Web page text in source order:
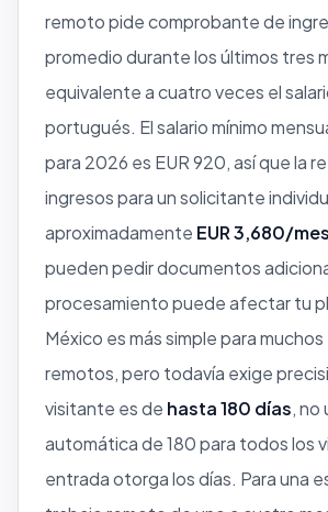
remoto pide comprobante de
promedio durante los últimos tres
equivalente a cuatro veces el
portugués. El salario mínimo
para 2026 es EUR 920, así que la
ingresos para un solicitante
aproximadamente EUR 3,680/mes
pueden pedir documentos
procesamiento puede afectar tu
México es más simple para
remotos, pero todavía exige
visitante es de hasta 180 días, no
automática de 180 para todos los
entrada otorga los días. Para una